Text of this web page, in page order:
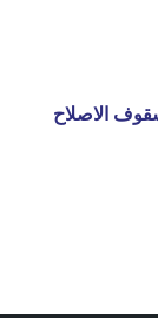
الاصلاح